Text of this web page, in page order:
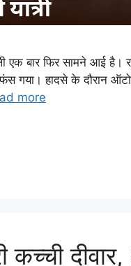
बार फिर सामने आई है।
गया। हादसे के दौरान
more